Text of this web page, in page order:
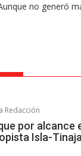
no generó
Redacción
por alcance
Isla-